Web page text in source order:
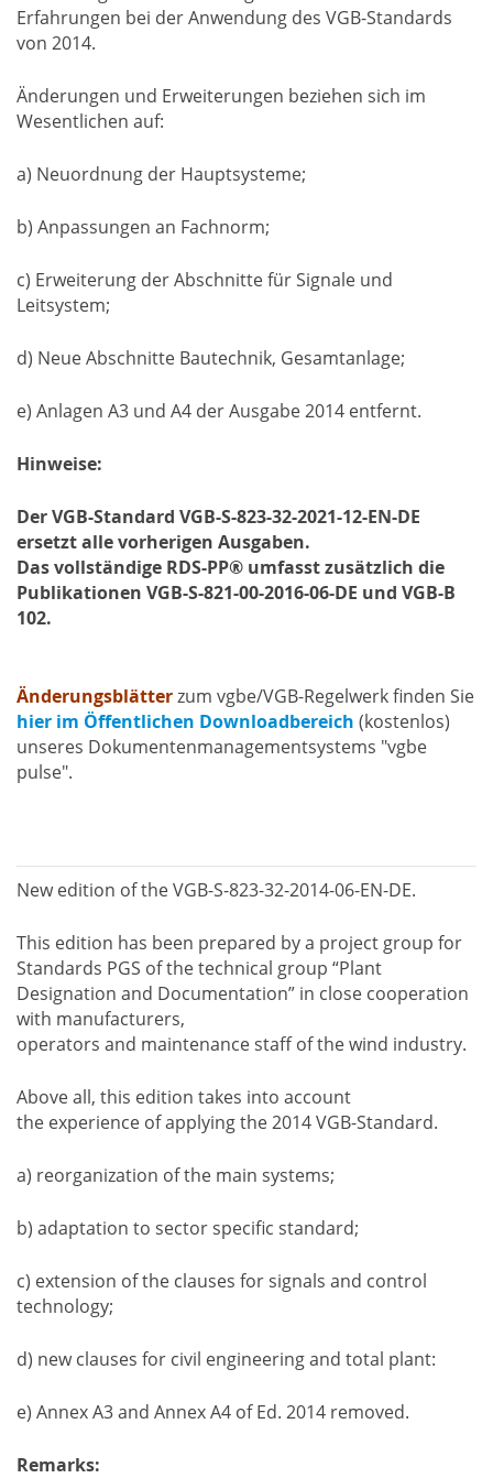
Erfahrungen bei der Anwendung des VGB-Standards
von 2014.
Änderungen und Erweiterungen beziehen sich im
Wesentlichen auf:
a) Neuordnung der Hauptsysteme;
b) Anpassungen an Fachnorm;
c) Erweiterung der Abschnitte für Signale und
Leitsystem;
d) Neue Abschnitte Bautechnik, Gesamtanlage;
e) Anlagen A3 und A4 der Ausgabe 2014 entfernt.
Hinweise:
Der VGB-Standard VGB-S-823-32-2021-12-EN-DE
ersetzt alle vorherigen Ausgaben.
Das vollständige RDS-PP® umfasst zusätzlich die
Publikationen VGB-S-821-00-2016-06-DE und VGB-B
102.
Änderungsblätterzum vgbe/VGB-Regelwerk finden Sie
hier im Öffentlichen Downloadbereich (kostenlos)
unseres Dokumentenmanagementsystems "vgbe
pulse".
New edition of the VGB-S-823-32-2014-06-EN-DE.
This edition has been prepared by a project group for
Standards PGS of the technical group “Plant
Designation and Documentation” in close cooperation
with manufacturers,
operators and maintenance staff of the wind industry.
Above all, this edition takes into account
the experience of applying the 2014 VGB-Standard.
a) reorganization of the main systems;
b) adaptation to sector specific standard;
c) extension of the clauses for signals and control
technology;
d) new clauses for civil engineering and total plant:
e) Annex A3 and Annex A4 of Ed. 2014 removed.
Remarks: